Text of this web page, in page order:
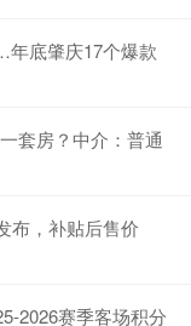
底肇庆17个爆款
套房？中介：普通
布，补贴后售价
2026赛季客场积分